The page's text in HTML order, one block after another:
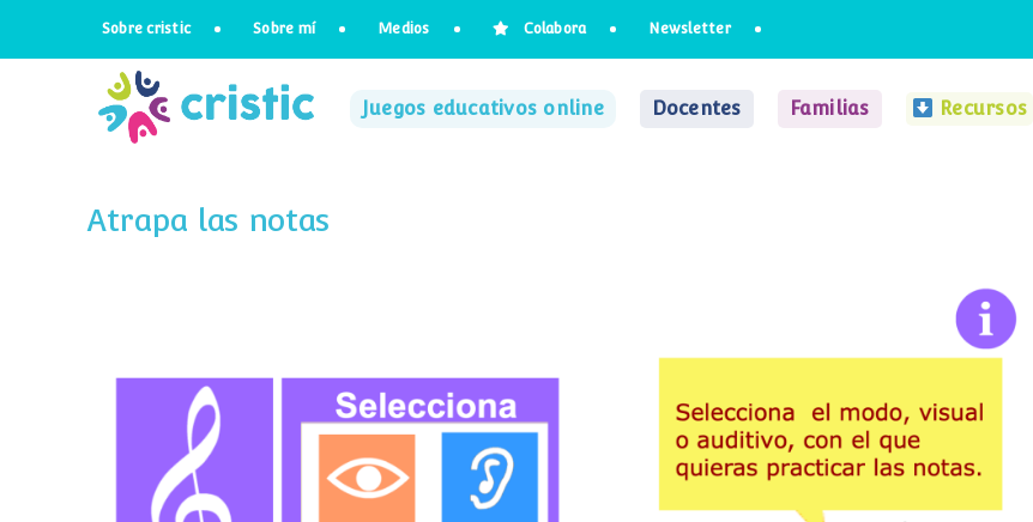
Sobre cristic Sobre mí Medios Colabora Newsletter
Juegos educativos online Docentes Familias Recursos
Atrapa las notas